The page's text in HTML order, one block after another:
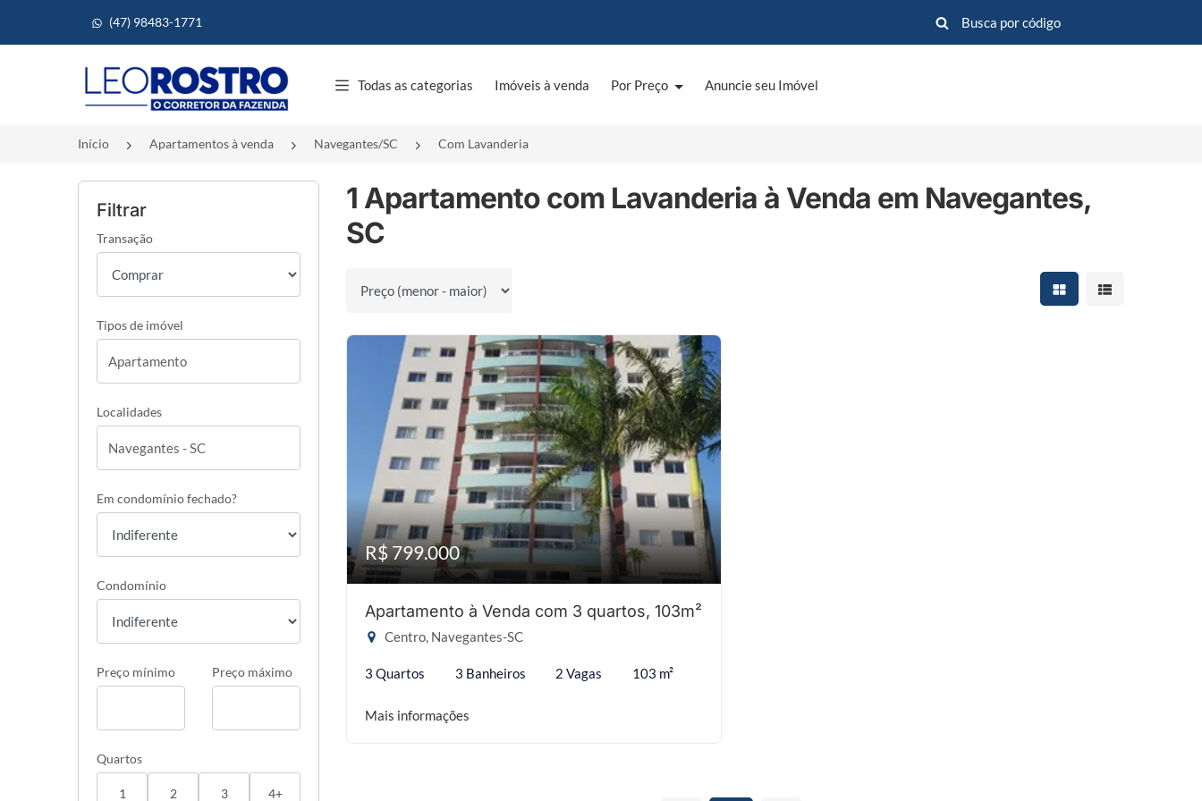
(47) 98483-1771
Página inicial
Todas as categorias Imóveis à venda Por Preço Anuncie seu Imóvel
Início Apartamentos à venda Navegantes/SC Com Lavanderia
Filtrar
Transação
Tipos de imóvel
Localidades
Em condomínio fechado?
Condomínio
Preço mínimo Preço máximo
Quartos
1 2 3 4+
1 Apartamento com Lavanderia à Venda em Navegantes,
SC
Ordenar por Mostrar resultados em
Mostrar
R$ 799.000
Apartamento à Venda com 3 quartos, 103m²
Centro, Navegantes-SC
3 Quartos 3 Banheiros 2 Vagas 103 m²
Mais informações